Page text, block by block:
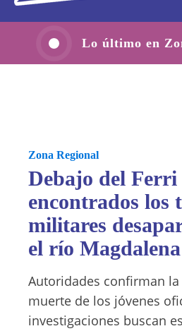
Lo último en
Zona Regional
Debajo del Ferri
encontrados los
militares
el río Magdalena
Autoridades confirman la
muerte de los jóvenes
investigaciones buscan